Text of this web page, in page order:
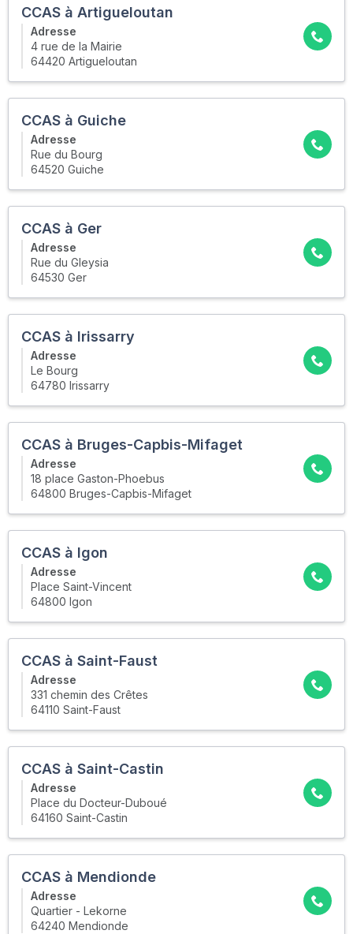
CCAS à Artigueloutan
Adresse
4 rue de la Mairie
64420 Artigueloutan
CCAS à Guiche
Adresse
Rue du Bourg
64520 Guiche
CCAS à Ger
Adresse
Rue du Gleysia
64530 Ger
CCAS à Irissarry
Adresse
Le Bourg
64780 Irissarry
CCAS à Bruges-Capbis-Mifaget
Adresse
18 place Gaston-Phoebus
64800 Bruges-Capbis-Mifaget
CCAS à Igon
Adresse
Place Saint-Vincent
64800 Igon
CCAS à Saint-Faust
Adresse
331 chemin des Crêtes
64110 Saint-Faust
CCAS à Saint-Castin
Adresse
Place du Docteur-Duboué
64160 Saint-Castin
CCAS à Mendionde
Adresse
Quartier - Lekorne
64240 Mendionde